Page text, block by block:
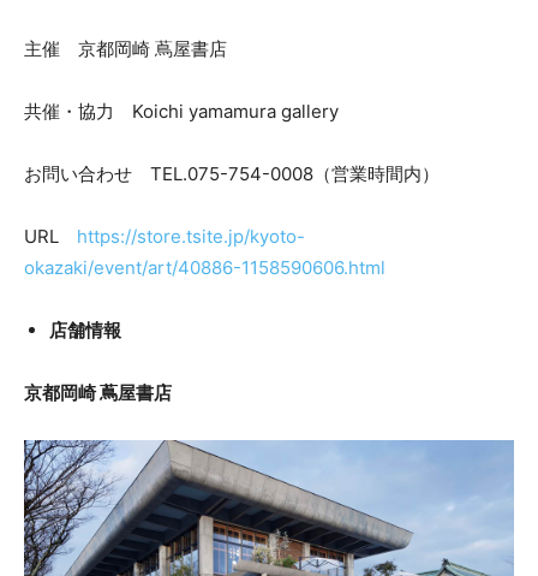
主催 京都岡崎 蔦屋書店
共催・協力 Koichi yamamura gallery
お問い合わせ TEL.075-754-0008（営業時間内）
URL https://store.tsite.jp/kyoto-
okazaki/event/art/40886-1158590606.html
店舗情報
京都岡崎 蔦屋書店